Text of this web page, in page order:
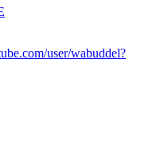
user/wabuddel?